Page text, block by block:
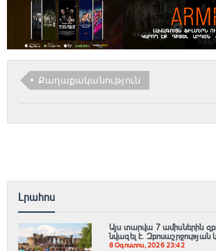
Քաղաքականություն
Լրահոս
Այս տարվա 7 ամիսներին
նվազել է. Զբոսաշրջության
8 Օգոստոս, 2026 23:42